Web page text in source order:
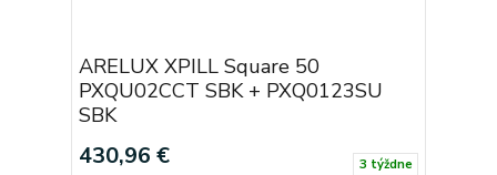
ARELUX XPILL Square 50
PXQU02CCT SBK + PXQ0123SU
SBK
430,96 € 3 týždne